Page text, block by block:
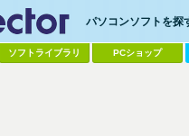
パソコンソフトを探
ソフトライブラリ PCショップ